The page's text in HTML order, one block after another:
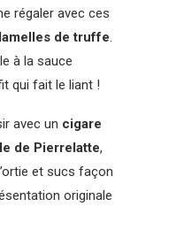
régaler avec ces
de truffe.
à la sauce
qui fait le liant !
avec un cigare
de Pierrelatte,
et sucs façon
originale